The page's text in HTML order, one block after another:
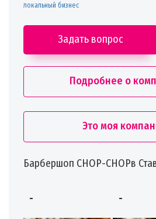
локальный бизнес
Задать вопрос
Подробнее о
Это моя
Барбершоп CHOP-CHOPв
- -